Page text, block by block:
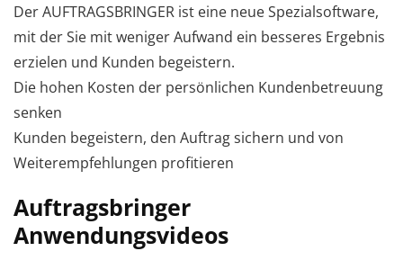
Der AUFTRAGSBRINGER ist eine neue Spezialsoftware,
mit der Sie mit weniger Aufwand ein besseres Ergebnis
erzielen und Kunden begeistern.
​Die hohen Kosten der persönlichen Kundenbetreuung
senken
Kunden begeistern, den Auftrag sichern und von
Weiterempfehlungen profitieren
Auftragsbringer
Anwendungsvideos